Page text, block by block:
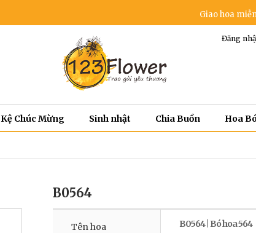
Giao hoa miễn phí
Đăng
Kệ Chúc Mừng Sinh nhật Chia Buồn Hoa
B0564
Tên hoa B0564 | Bó hoa 564